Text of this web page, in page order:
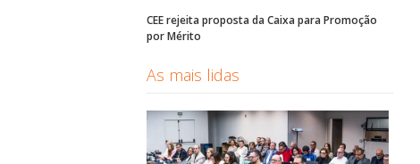
CEE rejeita proposta da Caixa para Promoção
por Mérito
As mais lidas